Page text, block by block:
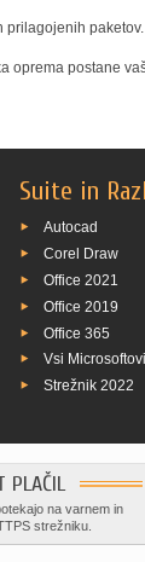
prilagojenih paketov.
oprema postane
Suite in
Autocad
Corel Draw
Office 2021
Office 2019
Office 365
Vsi
Strežnik 2022
PLAČIL
na varnem in
strežniku.